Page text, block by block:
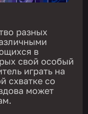
разных
в
свой особый
играть на
схватке со
может